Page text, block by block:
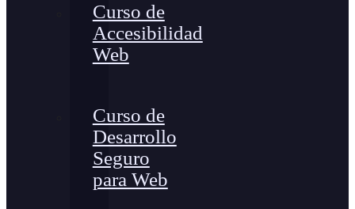
Curso de
Accesibilidad
Web
Curso de
Desarrollo
Seguro
para Web